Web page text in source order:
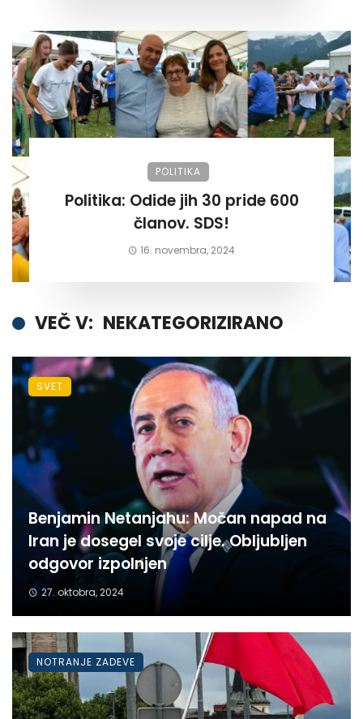
POLITIKA
Politika: Odide jih 30 pride 600
članov. SDS!
16. novembra, 2024
VEČ V: NEKATEGORIZIRANO
Benjamin Netanjahu: Močan napad na
Iran je dosegel svoje cilje. Obljubljen
odgovor izpolnjen
27. oktobra, 2024
SVET
NOTRANJE ZADEVE